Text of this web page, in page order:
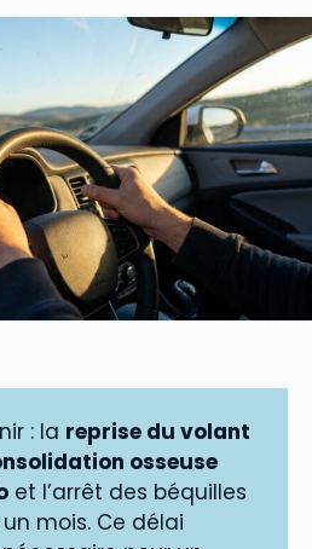
: la reprise du volant
osseuse
et l’arrêt des béquilles
mois. Ce délai